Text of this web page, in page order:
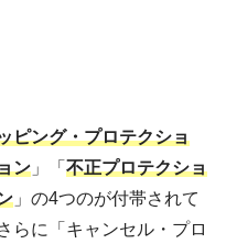
ピング・プロテクショ
ン 」「 不正プロテクショ
」の4つのが付帯されて
らに「キャンセル・プロ